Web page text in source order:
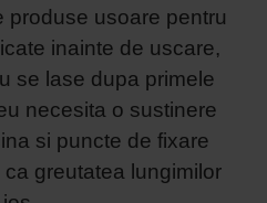
produse usoare pentru
inainte de uscare,
se lase dupa primele
necesita o sustinere
si puncte de fixare
greutatea lungimilor